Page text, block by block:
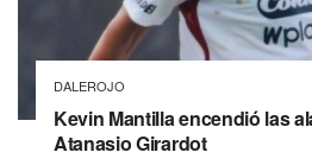
DALEROJO
Kevin Mantilla encendió las
Atanasio Girardot